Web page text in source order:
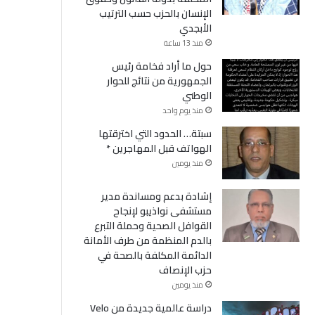
الإنسان بالحزب حسب الترتيب
الأبجدي
منذ 13 ساعة
حول ما أراد فخامة رئيس
الجمهورية من نتائج للحوار
الوطني
منذ يوم واحد
سبتة… الحدود التي اخترقتها
الهواتف قبل المهاجرين *
منذ يومين
إشادة بدعم ومساندة مدير
مستشفى نواذيبو لإنجاح
القوافل الصحية وحملة التبرع
بالدم المنظمة من طرف الأمانة
الدائمة المكلفة بالصحة في
حزب الإنصاف
منذ يومين
دراسة عالمية جديدة من Velo